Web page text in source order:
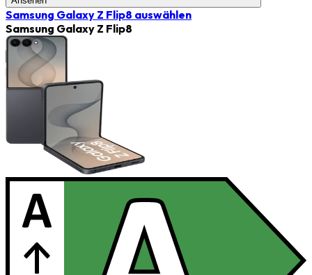
Samsung Galaxy Z Flip8 auswählen
Samsung Galaxy Z Flip8